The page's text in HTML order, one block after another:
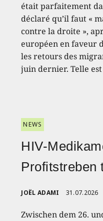
était parfaitement
déclaré qu’il faut «
contre la droite »,
européen en faveur
les retours des
juin dernier. Telle
NEWS
HIV-
Profitstreben
JOËL ADAMI 31.07.2026
Zwischen dem 26.